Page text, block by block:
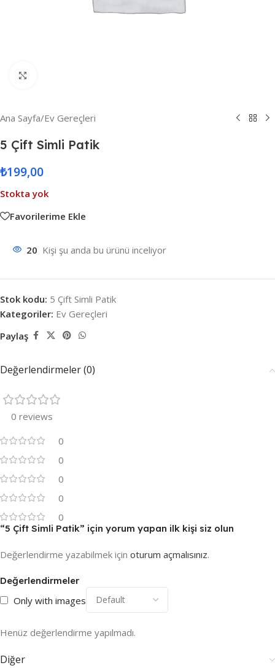
Ana Sayfa/Ev Gereçleri
5 Çift Simli Patik
₺199,00
Stokta yok
Favorilerime Ekle
20 Kişi şu anda bu ürünü inceliyor
Stok kodu: 5 Çift Simli Patik
Kategoriler: Ev Gereçleri
Paylaş
Değerlendirmeler (0)
0 reviews
0
0
0
0
0
Değerlendirmeler
Only with images
Henüz değerlendirme yapılmadı.
“5 Çift Simli Patik” için yorum yapan ilk kişi siz olun
Değerlendirme yazabilmek için oturum açmalısınız.
Diğer